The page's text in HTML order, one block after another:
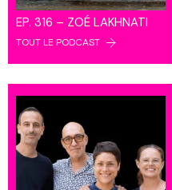
EP. 316 – ZOÉ LAKHNATI
TOUT LE PODCAST